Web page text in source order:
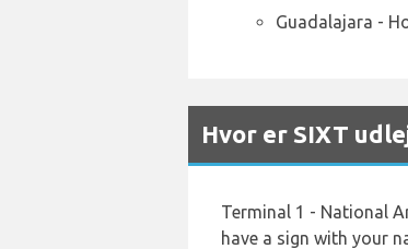
Guadalajara -
Hvor er SIXT
Terminal 1 - National
have a sign with your